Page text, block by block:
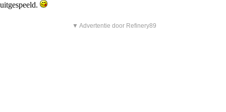
uitgespeeld.
▼ Advertentie door Refinery89